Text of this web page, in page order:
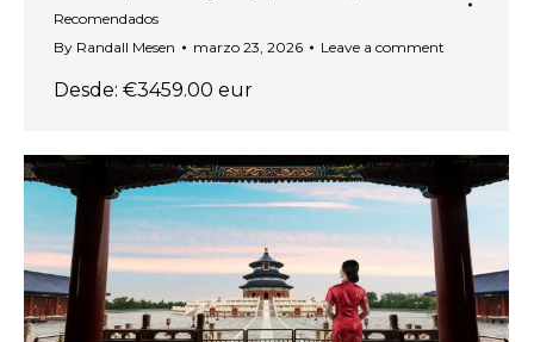
Recomendados
By Randall Mesen marzo 23, 2026 Leave a comment
Desde: €3459.00 eur